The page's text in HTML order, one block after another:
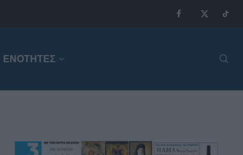
ΕΝΟΤΗΤΕΣ